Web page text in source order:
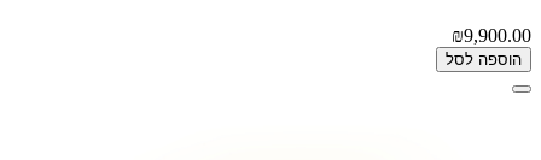
₪9,900.00
הוספה לסל